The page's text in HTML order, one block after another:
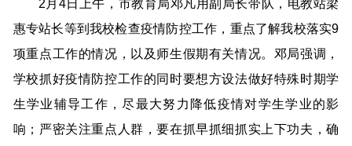
2月4日上午，市教育局邓凡用副局长带队，电教站梁
惠专站长等到我校检查疫情防控工作，重点了解我校落实9
项重点工作的情况，以及师生假期有关情况。邓局强调，
学校抓好疫情防控工作的同时要想方设法做好特殊时期学
生学业辅导工作，尽最大努力降低疫情对学生学业的影
响；严密关注重点人群，要在抓早抓细抓实上下功夫，确